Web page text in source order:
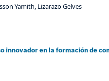
Yamith, Lizarazo Gelves
innovador en la formación de